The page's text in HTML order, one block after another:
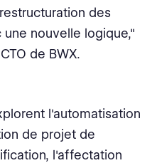
des
nouvelle logique,"
de BWX.
l'automatisation
de projet de
l'affectation